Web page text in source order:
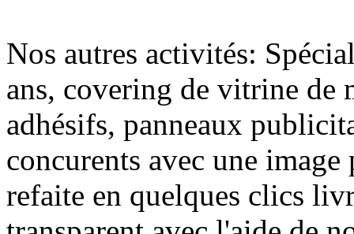
Nos autres activités:
ans, covering de vitrine de
adhésifs, panneaux
concurents avec une
refaite en quelques clics